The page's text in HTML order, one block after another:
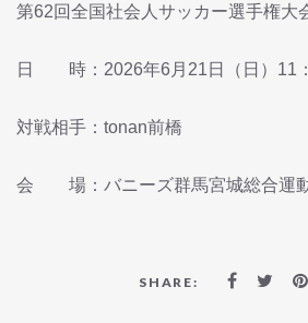
第62回全国社会人サッカー選手権大
日 時：2026年6月21日（日）11
対戦相手：tonan前橋
会 場：バニーズ群馬宮城総合運
SHARE: